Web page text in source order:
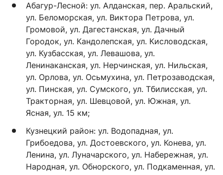
Абагур-Лесной: ул. Алданская, пер. Аральский,
ул. Беломорская, ул. Виктора Петрова, ул.
Громовой, ул. Дагестанская, ул. Дачный
Городок, ул. Кандолепская, ул. Кисловодская,
ул. Кузбасская, ул. Левашова, ул.
Ленинаканская, ул. Нерчинская, ул. Нильская,
ул. Орлова, ул. Осьмухина, ул. Петрозаводская,
ул. Пинская, ул. Сумского, ул. Тбилисская, ул.
Тракторная, ул. Шевцовой, ул. Южная, ул.
Ясная, ул. 15 км;
Кузнецкий район: ул. Водопадная, ул.
Грибоедова, ул. Достоевского, ул. Конева, ул.
Ленина, ул. Луначарского, ул. Набережная, ул.
Народная, ул. Обнорского, ул. Подкаменная, ул.